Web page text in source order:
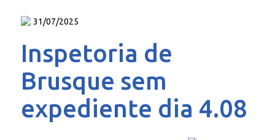
31/07/2025
Inspetoria de
Brusque sem
expediente dia 4.08